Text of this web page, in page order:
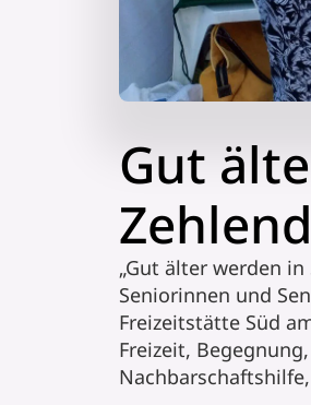
Gut
„Gut älter werden
Seniorinnen und
Freizeitstätte Süd
Freizeit,